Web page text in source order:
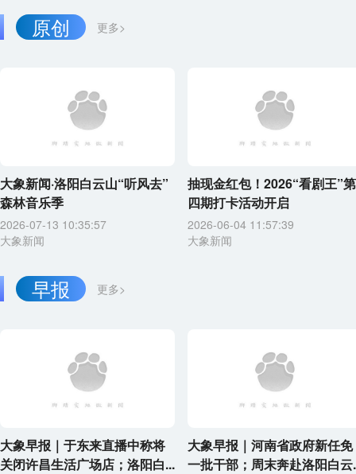
更多>
原创
大象新闻·洛阳白云山“听风去”
森林音乐季
2026-07-13 10:35:57
大象新闻
抽现金红包！2026“看剧王”第
四期打卡活动开启
2026-06-04 11:57:39
大象新闻
更多>
早报
大象早报｜于东来直播中称将
关闭许昌生活广场店；洛阳白...
大象早报｜河南省政府新任免
一批干部；周末奔赴洛阳白云